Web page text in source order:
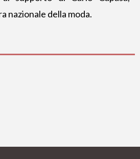
nazionale della moda.